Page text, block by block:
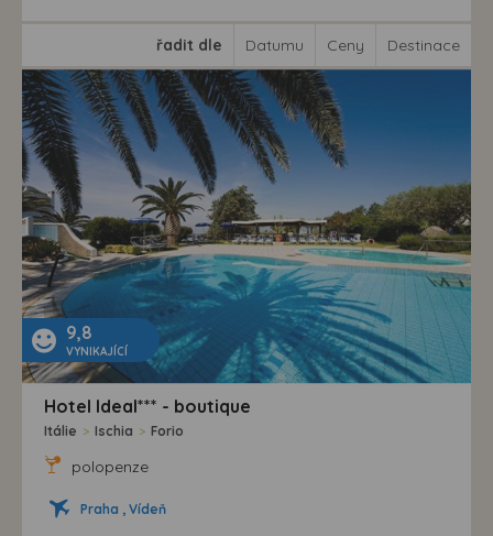
řadit dle Datumu Ceny Destinace
9,8
VYNIKAJÍCÍ
Hotel Ideal*** - boutique
Itálie > Ischia > Forio
polopenze
Praha , Vídeň